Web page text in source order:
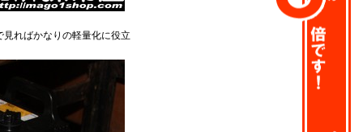
ればかなりの軽量化に役立